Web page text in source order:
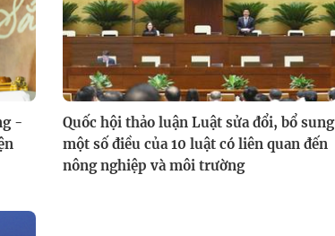
-
Quốc hội thảo luận Luật sửa đổi, bổ sung
một số điều của 10 luật có liên quan đến
nông nghiệp và môi trường